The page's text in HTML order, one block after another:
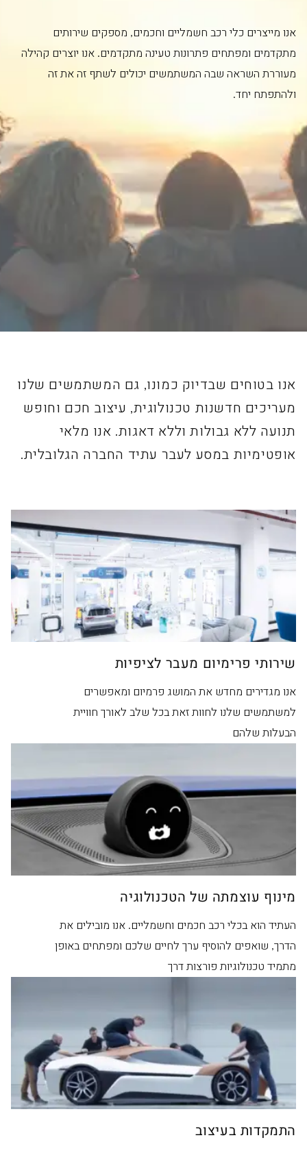
אנו מייצרים כלי רכב חשמליים וחכמים, מספקים שירותים
מתקדמים ומפתחים פתרונות טעינה מתקדמים. אנו יוצרים קהילה
מעוררת השראה שבה המשתמשים יכולים לשתף זה את זה
ולהתפתח יחד.
אנו בטוחים שבדיוק כמונו, גם המשתמשים שלנו
מעריכים חדשנות טכנולוגית, עיצוב חכם וחופש
תנועה ללא גבולות וללא דאגות. אנו מלאי
אופטימיות במסע לעבר עתיד החברה הגלובלית.
שירותי פרימיום מעבר לציפיות
אנו מגדירים מחדש את המושג פרמיום ומאפשרים
למשתמשים שלנו לחוות זאת בכל שלב לאורך חוויית
הבעלות שלהם
מינוף עוצמתה של הטכנולוגיה
העתיד הוא בכלי רכב חכמים וחשמליים. אנו מובילים את
הדרך, שואפים להוסיף ערך לחיים שלכם ומפתחים באופן
מתמיד טכנולוגיות פורצות דרך
התמקדות בעיצוב